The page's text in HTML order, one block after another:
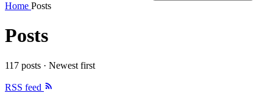
Home Posts
Posts
117 posts · Newest first
RSS feed